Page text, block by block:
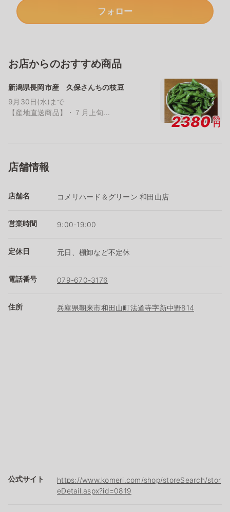
フォロー
お店からのおすすめ商品
新潟県長岡市産 久保さんちの枝豆
9月30日(水)まで
【産地直送商品】・７月上旬...
2380 税込
円
店舗情報
店舗名 コメリハード＆グリーン 和田山店
営業時間 9:00-19:00
定休日 元日、棚卸など不定休
電話番号 079-670-3176
住所 兵庫県朝来市和田山町法道寺字新中野814
公式サイト
https://www.komeri.com/shop/storeSearch/stor
eDetail.aspx?id=0819